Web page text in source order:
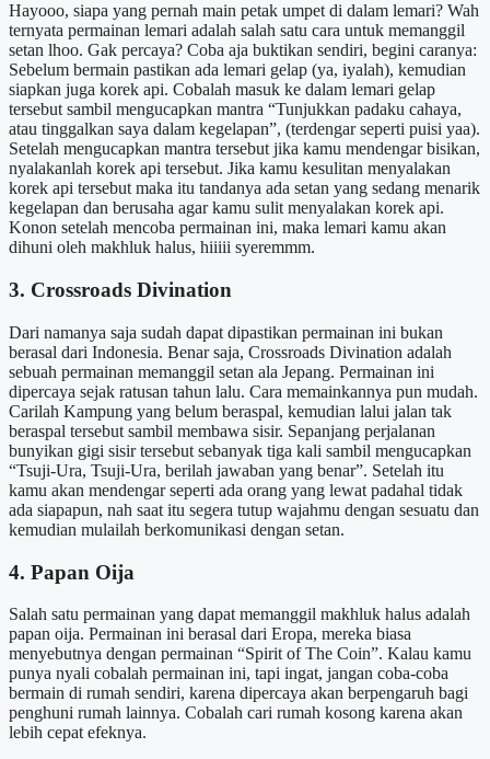
Hayooo, siapa yang pernah main petak umpet di dalam lemari? Wah
ternyata permainan lemari adalah salah satu cara untuk memanggil
setan lhoo. Gak percaya? Coba aja buktikan sendiri, begini caranya:
Sebelum bermain pastikan ada lemari gelap (ya, iyalah), kemudian
siapkan juga korek api. Cobalah masuk ke dalam lemari gelap
tersebut sambil mengucapkan mantra “Tunjukkan padaku cahaya,
atau tinggalkan saya dalam kegelapan”, (terdengar seperti puisi yaa).
Setelah mengucapkan mantra tersebut jika kamu mendengar bisikan,
nyalakanlah korek api tersebut. Jika kamu kesulitan menyalakan
korek api tersebut maka itu tandanya ada setan yang sedang menarik
kegelapan dan berusaha agar kamu sulit menyalakan korek api.
Konon setelah mencoba permainan ini, maka lemari kamu akan
dihuni oleh makhluk halus, hiiiii syeremmm.
3. Crossroads Divination
Dari namanya saja sudah dapat dipastikan permainan ini bukan
berasal dari Indonesia. Benar saja, Crossroads Divination adalah
sebuah permainan memanggil setan ala Jepang. Permainan ini
dipercaya sejak ratusan tahun lalu. Cara memainkannya pun mudah.
Carilah Kampung yang belum beraspal, kemudian lalui jalan tak
beraspal tersebut sambil membawa sisir. Sepanjang perjalanan
bunyikan gigi sisir tersebut sebanyak tiga kali sambil mengucapkan
“Tsuji-Ura, Tsuji-Ura, berilah jawaban yang benar”. Setelah itu
kamu akan mendengar seperti ada orang yang lewat padahal tidak
ada siapapun, nah saat itu segera tutup wajahmu dengan sesuatu dan
kemudian mulailah berkomunikasi dengan setan.
4. Papan Oija
Salah satu permainan yang dapat memanggil makhluk halus adalah
papan oija. Permainan ini berasal dari Eropa, mereka biasa
menyebutnya dengan permainan “Spirit of The Coin”. Kalau kamu
punya nyali cobalah permainan ini, tapi ingat, jangan coba-coba
bermain di rumah sendiri, karena dipercaya akan berpengaruh bagi
penghuni rumah lainnya. Cobalah cari rumah kosong karena akan
lebih cepat efeknya.